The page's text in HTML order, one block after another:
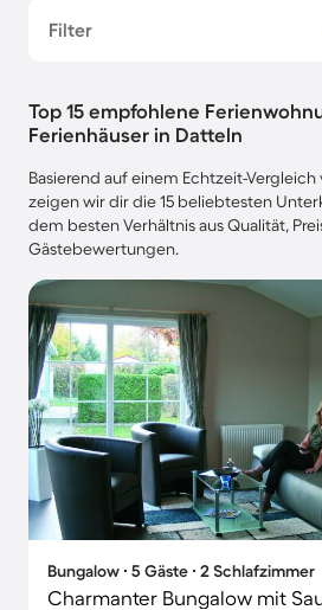
Filter
Top 15 empfohlene
Ferienhäuser in Datteln
Basierend auf einem Echtzeit-
zeigen wir dir die 15 beliebtesten
dem besten Verhältnis aus Qualität,
Gästebewertungen.
Bungalow ∙ 5 Gäste ∙ 2 Schlafzimmer
Charmanter Bungalow mit